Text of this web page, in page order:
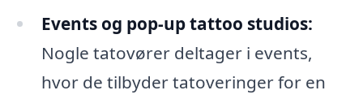
Events og pop-up tattoo studios:
Nogle tatovører deltager i events,
hvor de tilbyder tatoveringer for en